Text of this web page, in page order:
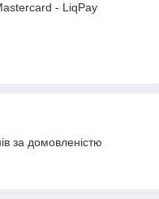
- LiqPay
за домовленістю